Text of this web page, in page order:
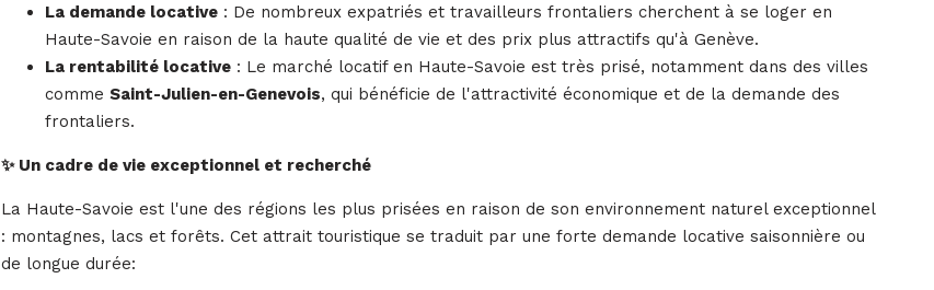
La demande locative : De nombreux expatriés et travailleurs frontaliers cherchent à se loger en
Haute-Savoie en raison de la haute qualité de vie et des prix plus attractifs qu'à Genève.
La rentabilité locative : Le marché locatif en Haute-Savoie est très prisé, notamment dans des villes
comme Saint-Julien-en-Genevois, qui bénéficie de l'attractivité économique et de la demande des
frontaliers.
✨ Un cadre de vie exceptionnel et recherché
La Haute-Savoie est l'une des régions les plus prisées en raison de son environnement naturel exceptionnel
: montagnes, lacs et forêts. Cet attrait touristique se traduit par une forte demande locative saisonnière ou
de longue durée: